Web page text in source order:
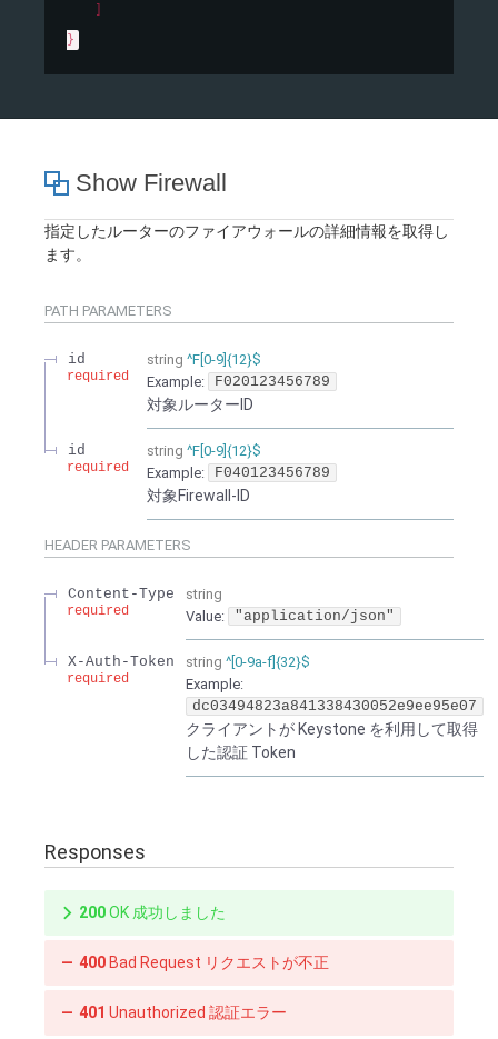
}
Show Firewall
指定したルーターのファイアウォールの詳細情報を取得し
ます。
PATH PARAMETERS
id
required
string ^F[0-9]{12}$
Example:
F020123456789
対象ルーターID
id
required
string ^F[0-9]{12}$
Example:
F040123456789
対象Firewall-ID
HEADER PARAMETERS
Content-Type
required
string
Value: "application/json"
X-Auth-Token
required
string ^[0-9a-f]{32}$
Example:
dc03494823a841338430052e9ee95e07
クライアントが Keystone を利用して取得
した認証 Token
Responses
200OK 成功しました
400 Bad Request リクエストが不正
401 Unauthorized 認証エラー